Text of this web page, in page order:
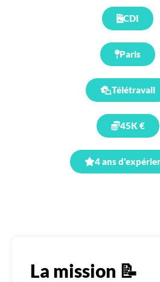
CDI
Paris
Télétravail
45K €
4 ans
La mission 📝